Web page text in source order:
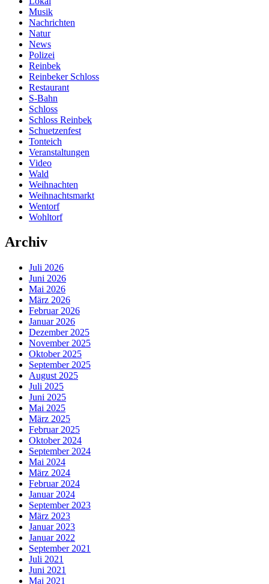
Musik
Nachrichten
Natur
News
Polizei
Reinbek
Reinbeker Schloss
Restaurant
S-Bahn
Schloss
Schloss Reinbek
Schuetzenfest
Tonteich
Veranstaltungen
Video
Wald
Weihnachten
Weihnachtsmarkt
Wentorf
Wohltorf
Archiv
Juli 2026
Juni 2026
Mai 2026
März 2026
Februar 2026
Januar 2026
Dezember 2025
November 2025
Oktober 2025
September 2025
August 2025
Juli 2025
Juni 2025
Mai 2025
März 2025
Februar 2025
Oktober 2024
September 2024
Mai 2024
März 2024
Februar 2024
Januar 2024
September 2023
März 2023
Januar 2023
Januar 2022
September 2021
Juli 2021
Juni 2021
Mai 2021